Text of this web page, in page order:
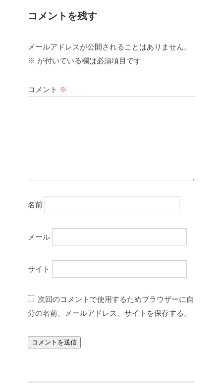
コメントを残す
メールアドレスが公開されることはありません。
※ が付いている欄は必須項目です
コメント ※
名前
メール
サイト
次回のコメントで使用するためブラウザーに自
分の名前、メールアドレス、サイトを保存する。